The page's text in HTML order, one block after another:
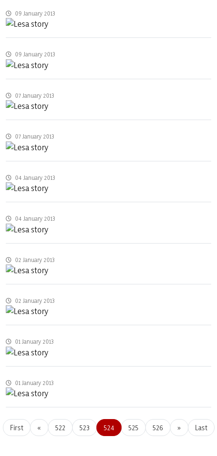
09 January 2013
09 January 2013
07 January 2013
07 January 2013
04 January 2013
04 January 2013
02 January 2013
02 January 2013
01 January 2013
01 January 2013
First « 522 523 524 525 526 » Last